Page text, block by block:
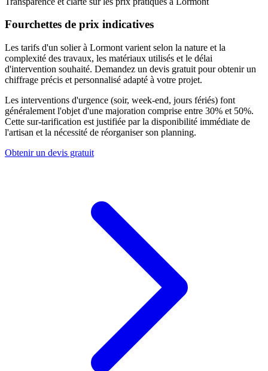
Fourchettes de prix indicatives
Les tarifs d'un solier à Lormont varient selon la nature et la
complexité des travaux, les matériaux utilisés et le délai
d'intervention souhaité. Demandez un devis gratuit pour obtenir un
chiffrage précis et personnalisé adapté à votre projet.
Les interventions d'urgence (soir, week-end, jours fériés) font
généralement l'objet d'une majoration comprise entre 30% et 50%.
Cette sur-tarification est justifiée par la disponibilité immédiate de
l'artisan et la nécessité de réorganiser son planning.
Obtenir un devis gratuit